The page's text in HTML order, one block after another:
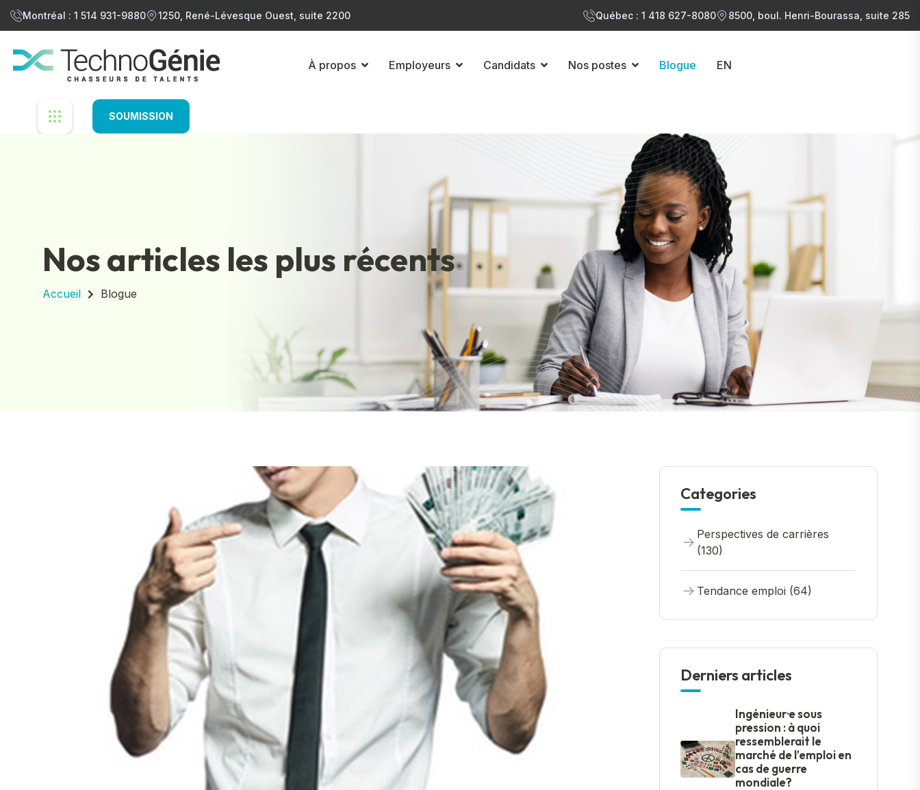
Montréal : 1 514 931-9880 1250, René-Lévesque Ouest, suite 2200 Québec : 1 418 627-8080 8500, boul. Henri-Bourassa, suite 285
À propos Employeurs Candidats Nos postes Blogue EN
SOUMISSION
Nos articles les plus récents
Accueil Blogue
Categories
Perspectives de carrières
(130)
Tendance emploi (64)
Derniers articles
Ingénieur·e sous
pression : à quoi
ressemblerait le
marché de l’emploi en
cas de guerre
mondiale?